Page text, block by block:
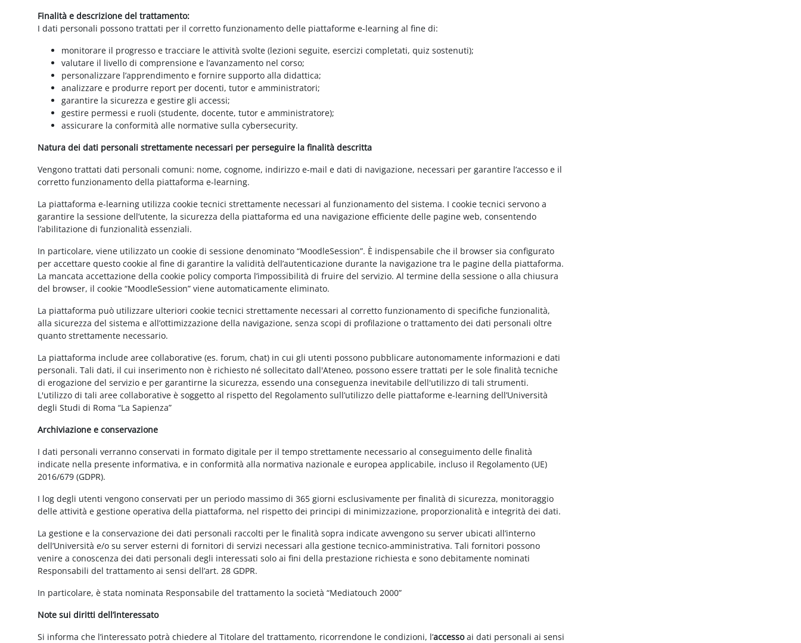
Finalità e descrizione del trattamento:
I dati personali possono trattati per il corretto funzionamento delle piattaforme e-learning al fine di:
monitorare il progresso e tracciare le attività svolte (lezioni seguite, esercizi completati, quiz sostenuti);
valutare il livello di comprensione e l’avanzamento nel corso;
personalizzare l’apprendimento e fornire supporto alla didattica;
analizzare e produrre report per docenti, tutor e amministratori;
garantire la sicurezza e gestire gli accessi;
gestire permessi e ruoli (studente, docente, tutor e amministratore);
assicurare la conformità alle normative sulla cybersecurity.
Natura dei dati personali strettamente necessari per perseguire la finalità descritta
Vengono trattati dati personali comuni: nome, cognome, indirizzo e-mail e dati di navigazione, necessari per garantire l’accesso e il
corretto funzionamento della piattaforma e-learning.
La piattaforma e-learning utilizza cookie tecnici strettamente necessari al funzionamento del sistema. I cookie tecnici servono a
garantire la sessione dell’utente, la sicurezza della piattaforma ed una navigazione efficiente delle pagine web, consentendo
l’abilitazione di funzionalità essenziali.
In particolare, viene utilizzato un cookie di sessione denominato “MoodleSession”. È indispensabile che il browser sia configurato
per accettare questo cookie al fine di garantire la validità dell’autenticazione durante la navigazione tra le pagine della piattaforma.
La mancata accettazione della cookie policy comporta l’impossibilità di fruire del servizio. Al termine della sessione o alla chiusura
del browser, il cookie “MoodleSession” viene automaticamente eliminato.
La piattaforma può utilizzare ulteriori cookie tecnici strettamente necessari al corretto funzionamento di specifiche funzionalità,
alla sicurezza del sistema e all’ottimizzazione della navigazione, senza scopi di profilazione o trattamento dei dati personali oltre
quanto strettamente necessario.
La piattaforma include aree collaborative (es. forum, chat) in cui gli utenti possono pubblicare autonomamente informazioni e dati
personali. Tali dati, il cui inserimento non è richiesto né sollecitato dall'Ateneo, possono essere trattati per le sole finalità tecniche
di erogazione del servizio e per garantirne la sicurezza, essendo una conseguenza inevitabile dell'utilizzo di tali strumenti.
L'utilizzo di tali aree collaborative è soggetto al rispetto del Regolamento sull’utilizzo delle piattaforme e-learning dell’Università
degli Studi di Roma “La Sapienza”
Archiviazione e conservazione
I dati personali verranno conservati in formato digitale per il tempo strettamente necessario al conseguimento delle finalità
indicate nella presente informativa, e in conformità alla normativa nazionale e europea applicabile, incluso il Regolamento (UE)
2016/679 (GDPR).
I log degli utenti vengono conservati per un periodo massimo di 365 giorni esclusivamente per finalità di sicurezza, monitoraggio
delle attività e gestione operativa della piattaforma, nel rispetto dei principi di minimizzazione, proporzionalità e integrità dei dati.
La gestione e la conservazione dei dati personali raccolti per le finalità sopra indicate avvengono su server ubicati all’interno
dell’Università e/o su server esterni di fornitori di servizi necessari alla gestione tecnico-amministrativa. Tali fornitori possono
venire a conoscenza dei dati personali degli interessati solo ai fini della prestazione richiesta e sono debitamente nominati
Responsabili del trattamento ai sensi dell’art. 28 GDPR.
In particolare, è stata nominata Responsabile del trattamento la società “Mediatouch 2000”
Note sui diritti dell’interessato
Si informa che l’interessato potrà chiedere al Titolare del trattamento, ricorrendone le condizioni, l’accessoai dati personali ai sensi